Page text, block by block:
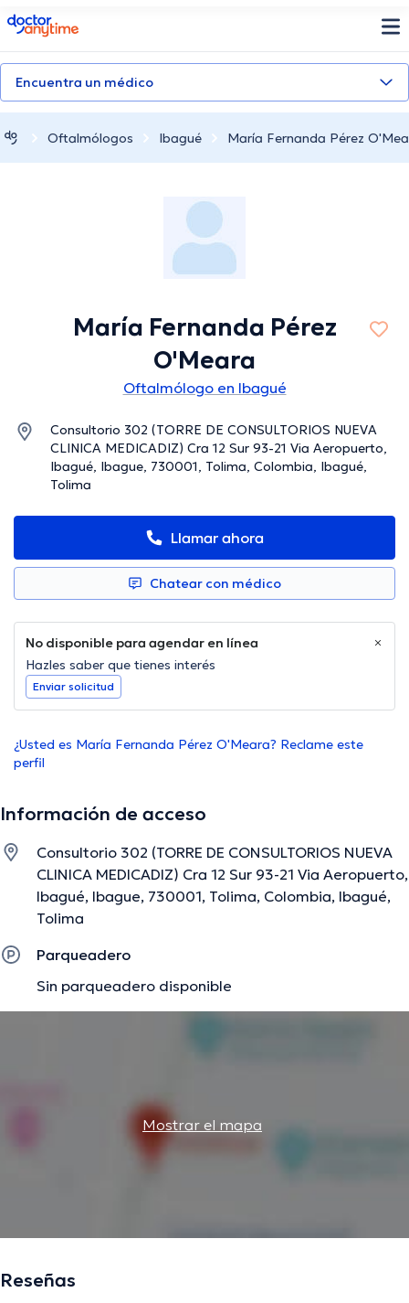
doctoranytime
Encuentra un médico
Oftalmólogos Ibagué María Fernanda Pérez
María Fernanda Pérez
O'Meara
Oftalmólogo en Ibagué
Consultorio 302 (TORRE DE CONSULTORIOS NUEVA
CLINICA MEDICADIZ) Cra 12 Sur 93-21 Via Aeropuerto,
Ibagué, Ibague, 730001, Tolima, Colombia, Ibagué,
Tolima
Llamar ahora
Chatear con médico
No disponible para agendar en línea
Hazles saber que tienes interés
Enviar solicitud
¿Usted es María Fernanda Pérez O'Meara? Reclame este
perfil
Información de acceso
Consultorio 302 (TORRE DE CONSULTORIOS NUEVA
CLINICA MEDICADIZ) Cra 12 Sur 93-21 Via Aeropuerto,
Ibagué, Ibague, 730001, Tolima, Colombia, Ibagué,
Tolima
Parqueadero
Sin parqueadero disponible
Mostrar el mapa
Reseñas